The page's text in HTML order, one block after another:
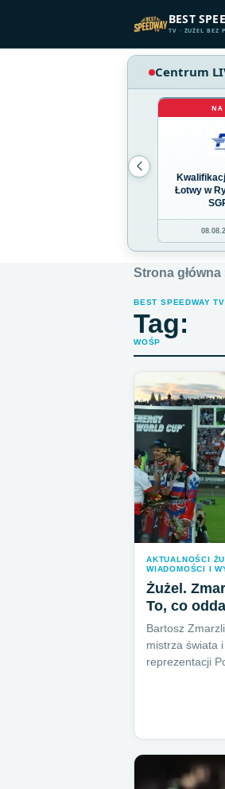
BEST
TV · ŻUŻEL BEZ
Centrum
NA
Łotwy w
Strona główna
BEST SPEEDWAY TV
Tag:
WOŚP
AKTUALNOŚCI
WIADOMOŚCI I
Żużel.
To, co
Bartosz
mistrza świata
reprezentacji